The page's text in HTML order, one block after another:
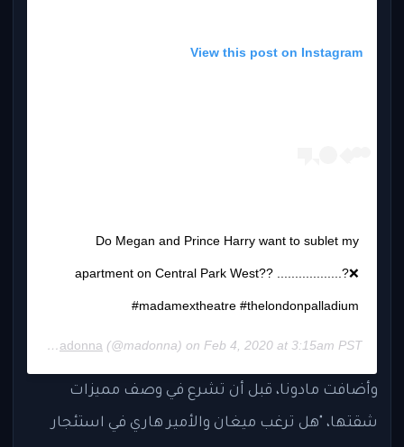
View this post on Instagram
Do Megan and Prince Harry want to sublet my
apartment on Central Park West?? ..................?❌
#madamextheatre #thelondonpalladium
Madonna (@madonna) on Feb 4, 2020 at 3:15am PST
وأضافت مادونا، قبل أن تشرع في وصف مميزات
شقتها، "هل ترغب ميغان والأمير هاري في استئجار